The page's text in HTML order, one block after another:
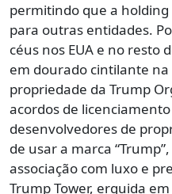
permitindo que a holding
para outras entidades.
céus nos EUA e no resto
em dourado cintilante
propriedade da Trump
acordos de
desenvolvedores de
de usar a marca
associação com luxo e
Trump Tower, erguida